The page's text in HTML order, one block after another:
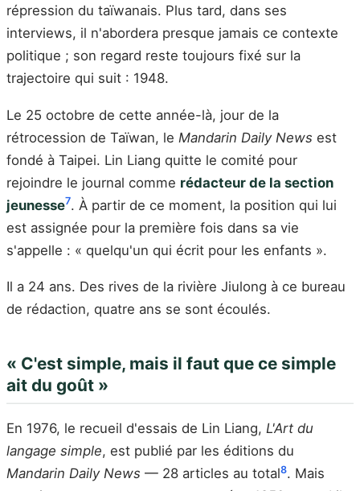
répression du taïwanais. Plus tard, dans ses
interviews, il n'abordera presque jamais ce contexte
politique ; son regard reste toujours fixé sur la
trajectoire qui suit : 1948.
Le 25 octobre de cette année-là, jour de la
rétrocession de Taïwan, le Mandarin Daily News est
fondé à Taipei. Lin Liang quitte le comité pour
rejoindre le journal comme rédacteur de la section
jeunesse7. À partir de ce moment, la position qui lui
est assignée pour la première fois dans sa vie
s'appelle : « quelqu'un qui écrit pour les enfants ».
Il a 24 ans. Des rives de la rivière Jiulong à ce bureau
de rédaction, quatre ans se sont écoulés.
« C'est simple, mais il faut que ce simple
ait du goût »
En 1976, le recueil d'essais de Lin Liang, L'Art du
langage simple, est publié par les éditions du
Mandarin Daily News — 28 articles au total8. Mais